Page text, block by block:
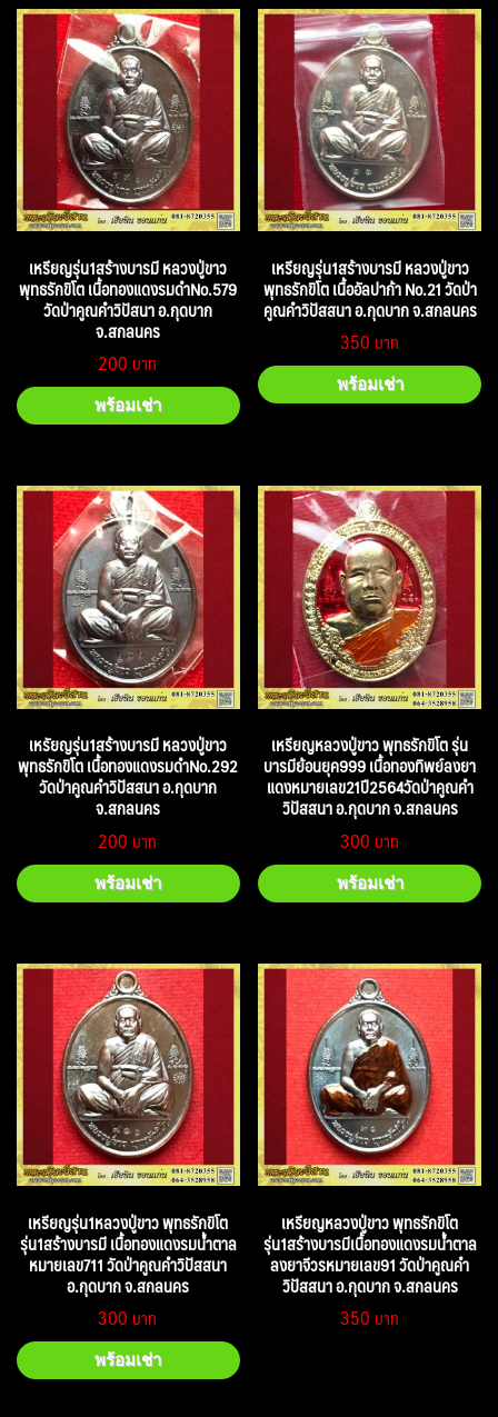
เหรียญรุ่น1สร้างบารมี หลวงปู่ขาว
พุทธรักขิโต เนื้อทองแดงรมดำNo.579
วัดป่าคูณคำวิปัสนา อ.กุดบาก
จ.สกลนคร
200
พร้อมเช่า
เหรียญรุ่น1สร้างบารมี หลวงปู่ขาว
พุทธรักขิโต เนื้ออัลปาก้า No.21 วัดป่า
คูณคำวิปัสสนา อ.กุดบาก จ.สกลนคร
350
พร้อมเช่า
เหรัยญรุ่น1สร้างบารมี หลวงปู่ขาว
พุทธรักขิโต เนื้อทองแดงรมดำNo.292
วัดป่าคูณคำวิปัสสนา อ.กุดบาก
จ.สกลนคร
200
พร้อมเช่า
เหรียญหลวงปู่ขาว พุทธรักขิโต รุ่น
บารมีย้อนยุค999 เนื้อทองทิพย์ลงยา
แดงหมายเลข21ปี2564วัดป่าคูณคำ
วิปัสสนา อ.กุดบาก จ.สกลนคร
300
พร้อมเช่า
เหรียญรุ่น1หลวงปู่ขาว พุทธรักขิโต
รุ่น1สร้างบารมี เนื้อทองแดงรมน้ำตาล
หมายเลข711 วัดป่าคูณคำวิปัสสนา
อ.กุดบาก จ.สกลนคร
300
พร้อมเช่า
เหรียญหลวงปู่ขาว พุทธรักขิโต
รุ่น1สร้างบารมีเนื้อทองแดงรมน้ำตาล
ลงยาจีวรหมายเลข91 วัดป่าคูณคำ
วิปัสสนา อ.กุดบาก จ.สกลนคร
350